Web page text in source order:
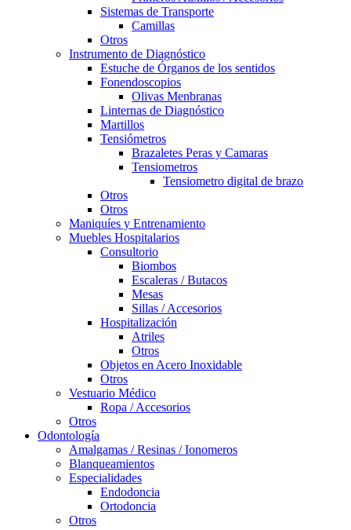
Sistemas de Transporte
Camillas
Otros
Instrumento de Diagnóstico
Estuche de Órganos de los sentidos
Fonendoscopios
Olivas Menbranas
Linternas de Diagnóstico
Martillos
Tensiómetros
Brazaletes Peras y Camaras
Tensiometros
Tensiometro digital de brazo
Otros
Otros
Maniquíes y Entrenamiento
Muebles Hospitalarios
Consultorio
Biombos
Escaleras / Butacos
Mesas
Sillas / Accesorios
Hospitalización
Atriles
Otros
Objetos en Acero Inoxidable
Otros
Vestuario Médico
Ropa / Accesorios
Otros
Odontología
Amalgamas / Resinas / Ionomeros
Blanqueamientos
Especialidades
Endodoncia
Ortodoncia
Otros